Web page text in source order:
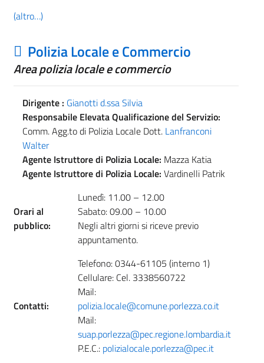
(altro…)
Polizia Locale e Commercio
Area polizia locale e commercio
Dirigente : Gianotti d.ssa Silvia
Responsabile Elevata Qualificazione del Servizio:
Comm. Agg.to di Polizia Locale Dott. Lanfranconi
Walter
Agente Istruttore di Polizia Locale: Mazza Katia
Agente Istruttore di Polizia Locale: Vardinelli Patrik
Orari al
pubblico:
Lunedì: 11.00 – 12.00
Sabato: 09.00 – 10.00
Negli altri giorni si riceve previo
appuntamento.
Contatti:
Telefono: 0344-61105 (interno 1)
Cellulare: Cel. 3338560722
Mail:
polizia.locale@comune.porlezza.co.it
Mail:
suap.porlezza@pec.regione.lombardia.it
P.E.C.: polizialocale.porlezza@pec.it